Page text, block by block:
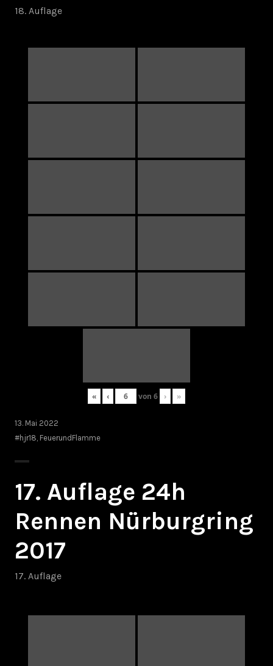
18. Auflage
« ‹ von 6 › »
13. Mai 2022
#hjr18 FeuerundFlamme
17. Auflage 24h
Rennen Nürburgring
2017
17. Auflage